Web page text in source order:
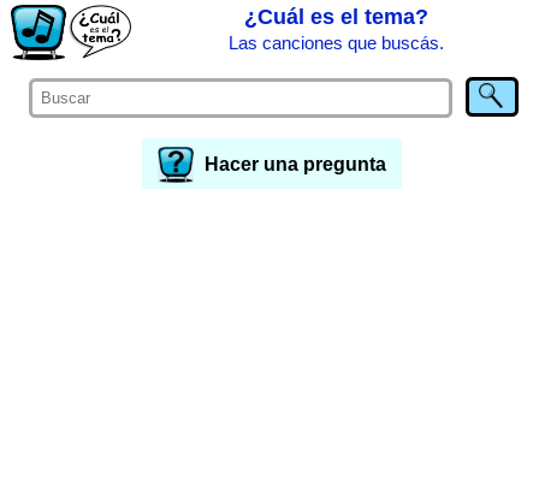
¿Cuál es el tema?
Las canciones que buscás.
Hacer una pregunta